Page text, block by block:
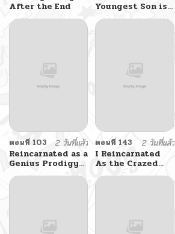
After the End Youngest Son is
A Player
ตอนที่ 103
2 วันที่แล้ว
Reincarnated as a
Genius Prodigy
of a Prestigious
Family เด็กกำพร้า
ตอนที่ 143
2 วันที่แล้ว
I Reincarnated
As the Crazed
Heir